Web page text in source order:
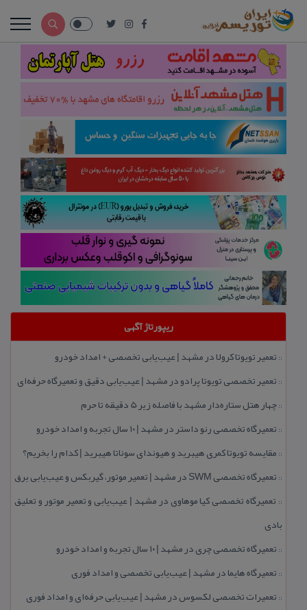
ریپورتاژ آگهی
:: تعمیر تویوتا كرولا در مشهد | عیب‌یابی تخصصی + امداد خودرو
:: تعمیر تخصصی تویوتا پرادو در مشهد | عیب‌یابی دقیق و تعمیرگاه حرفه‌ای
::چهار هتل‌ ستاره‌دار مشهد با فاصله زیر 5 دقیقه تا حرم
:: تعمیرگاه تخصصی رنو داستر در مشهد | ۱۰ سال تجربه و امداد خودرو
:: مقایسه تویوتا كمری هیبرید و هیوندای سوناتا هیبرید | كدام را بخریم؟
:: تعمیرگاه تخصصی SWM در مشهد | تعمیر موتور، گیربكس و عیب‌یابی برق
:: تعمیرگاه تخصصی كیا موهاوی در مشهد | عیب‌یابی و تعمیر موتور و تعلیق
بادی
:: تعمیرگاه تخصصی چری در مشهد | ۱۰ سال تجربه و امداد خودرو
:: تعمیرگاه هایما در مشهد | عیب‌یابی تخصصی و امداد فوری
:: تعمیرات تخصصی لكسوس در مشهد | عیب‌یابی حرفه‌ای و امداد فوری